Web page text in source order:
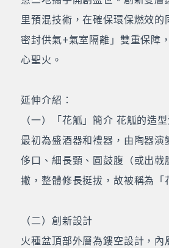
里預混技術，在確保環保燃效的
密封供氣+氣室隔離」雙重保障
心聖火。
延伸介紹：
（一）「花觚」簡介 花觚的造
最初為盛酒器和禮器，由陶器演
侈口、細長頸、圓鼓腹（或出戟
撇，整體修長挺拔，故被稱為「
（二）創新設計
火種盆頂部外層為鏤空設計，內